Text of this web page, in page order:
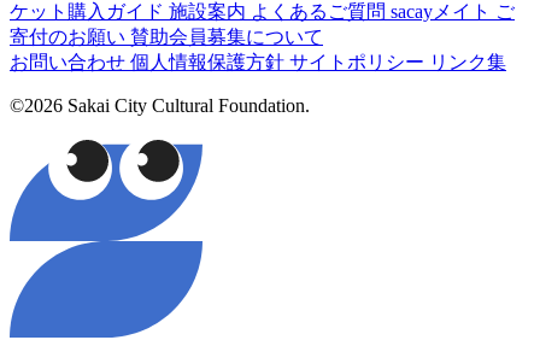
ケット購入ガイド 施設案内 よくあるご質問 sacayメイト ご
寄付のお願い 賛助会員募集について
お問い合わせ 個人情報保護方針 サイトポリシー リンク集
©2026 Sakai City Cultural Foundation.